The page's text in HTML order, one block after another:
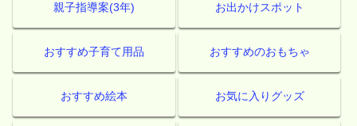
親子指導案(3年) お出かけスポット
おすすめ子育て用品 おすすめのおもちゃ
おすすめ絵本 お気に入りグッズ